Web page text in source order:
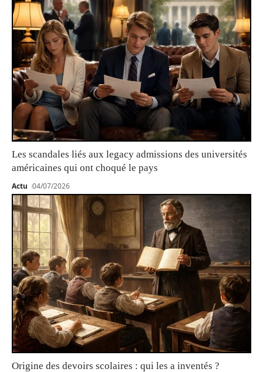
Les scandales liés aux legacy admissions des universités
américaines qui ont choqué le pays
Actu 04/07/2026
Origine des devoirs scolaires : qui les a inventés ?